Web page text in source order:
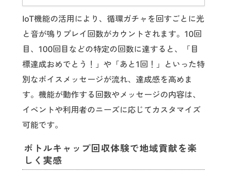
IoT機能の活用により、循環ガチャを回すごとに光
と音が鳴りプレイ回数がカウントされます。10回
目、100回目などの特定の回数に達すると、「目
標達成おめでとう！」や「あと1回！」といった特
別なボイスメッセージが流れ、達成感を高めま
す。機能が動作する回数やメッセージの内容は、
イベントや利用者のニーズに応じてカスタマイズ
可能です。
ボトルキャップ回収体験で地域貢献を楽
しく実感